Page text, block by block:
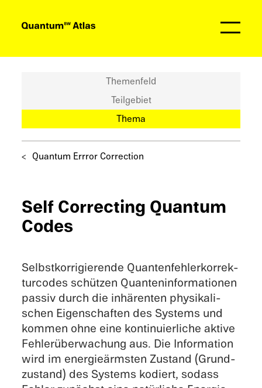
Themenfeld
Teilgebiet
Thema
Quantum Errror Correction
Self Correc­ting Quantum
Codes
Selbst­kor­ri­gie­rende Quanten­feh­ler­kor­rek­
tur­codes schüt­zen Quanten­in­for­ma­tio­nen
passiv durch die inhären­ten physi­ka­li­
schen Eigen­schaf­ten des Systems und
kommen ohne eine konti­nu­ier­li­che aktive
Fehler­über­wa­chung aus. Die Infor­ma­tion
wird im energie­ärms­ten Zustand (Grund­
zu­stand) des Systems kodiert, sodass